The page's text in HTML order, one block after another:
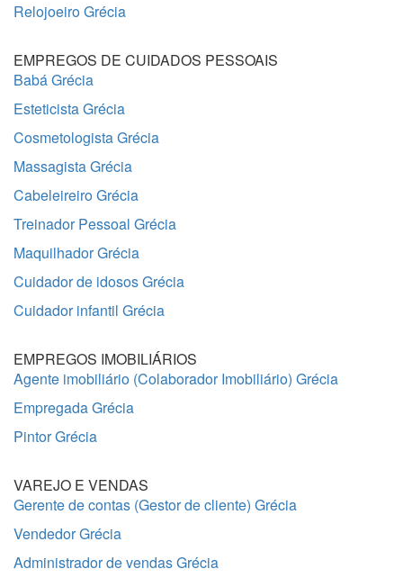
Relojoeiro Grécia
EMPREGOS DE CUIDADOS PESSOAIS
Babá Grécia
Esteticista Grécia
Cosmetologista Grécia
Massagista Grécia
Cabeleireiro Grécia
Treinador Pessoal Grécia
Maquilhador Grécia
Cuidador de idosos Grécia
Cuidador infantil Grécia
EMPREGOS IMOBILIÁRIOS
Agente imobiliário (Colaborador Imobiliário) Grécia
Empregada Grécia
Pintor Grécia
VAREJO E VENDAS
Gerente de contas (Gestor de cliente) Grécia
Vendedor Grécia
Administrador de vendas Grécia